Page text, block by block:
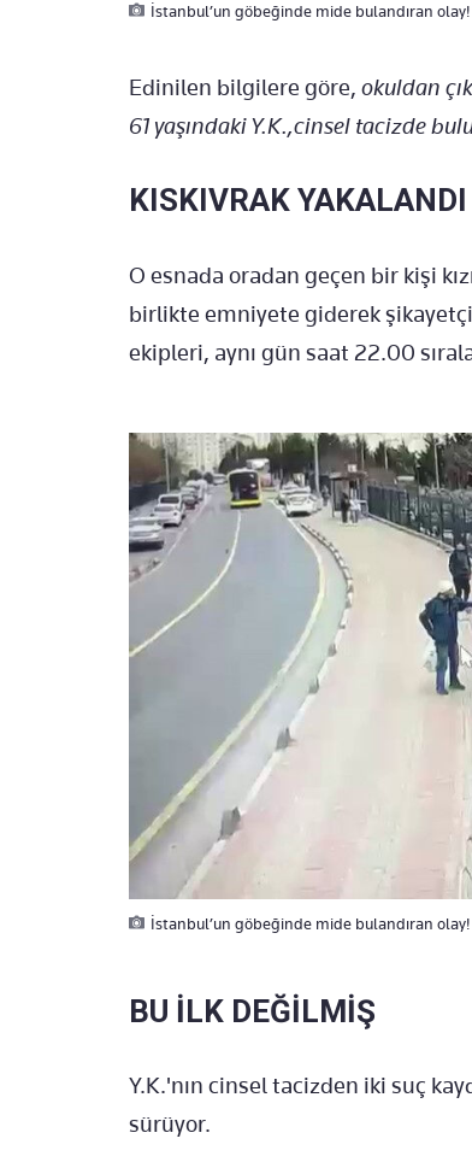
İstanbul’un göbeğinde mide bulandıran
Edinilen bilgilere göre, okuldan
61 yaşındaki Y.K.,cinsel tacizde
KISKIVRAK YAKALANDI
O esnada oradan geçen bir kişi
birlikte emniyete giderek
ekipleri, aynı gün saat 22.00
İstanbul’un göbeğinde mide bulandıran
BU İLK DEĞİLMİŞ
Y.K.'nın cinsel tacizden iki suç
sürüyor.